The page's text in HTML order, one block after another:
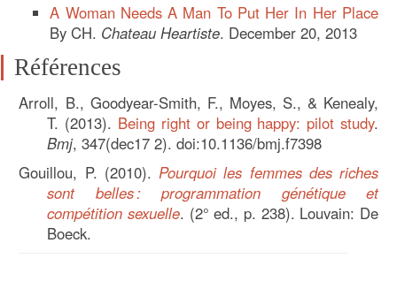
A Woman Needs A Man To Put Her In Her Place
By CH. Chateau Heartiste. December 20, 2013
Références
Arroll, B., Goodyear-Smith, F., Moyes, S., & Kenealy,
T. (2013). Being right or being happy: pilot study.
Bmj, 347(dec17 2). doi:10.1136/bmj.f7398
Gouillou, P. (2010). Pourquoi les femmes des riches
sont belles : programmation génétique et
compétition sexuelle. (2° ed., p. 238). Louvain: De
Boeck.